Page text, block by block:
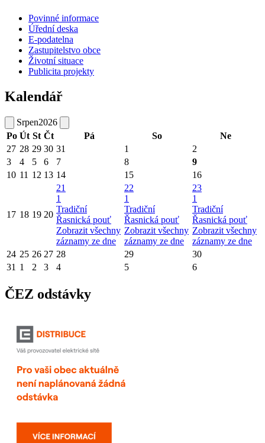
Povinné informace
Úřední deska
E-podatelna
Zastupitelstvo obce
Životní situace
Publicita projekty
Kalendář
Srpen2026
Po Út St Čt Pá So
Ne
27 28 29 30 31 1
2
3
4 5 6 7 8
9
10 11 12 13 14 15 16
17 18 19 20
21
1
Tradiční
Řasnická pouť
Zobrazit všechny
záznamy ze dne
22
1
Tradiční
Řasnická pouť
Zobrazit všechny
záznamy ze dne
23
1
Tradiční
Řasnická pouť
Zobrazit všechny
záznamy ze dne
24 25 26 27 28 29
30
31 1 2 3 4 5 6
ČEZ odstávky